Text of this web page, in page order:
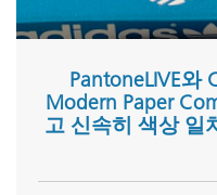
PantoneLIVE와
Modern Paper
고 신속히 색상 일